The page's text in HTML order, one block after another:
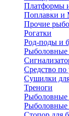
Платформы
Поплавки и
Прочие
Рогатки
Род-поды и
Средство по
Сушилки
Треноги
Рыболовные
Рыболовные